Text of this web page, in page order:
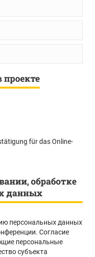
für das Online-
обработке
данных
персональных данных
Согласие
персональные